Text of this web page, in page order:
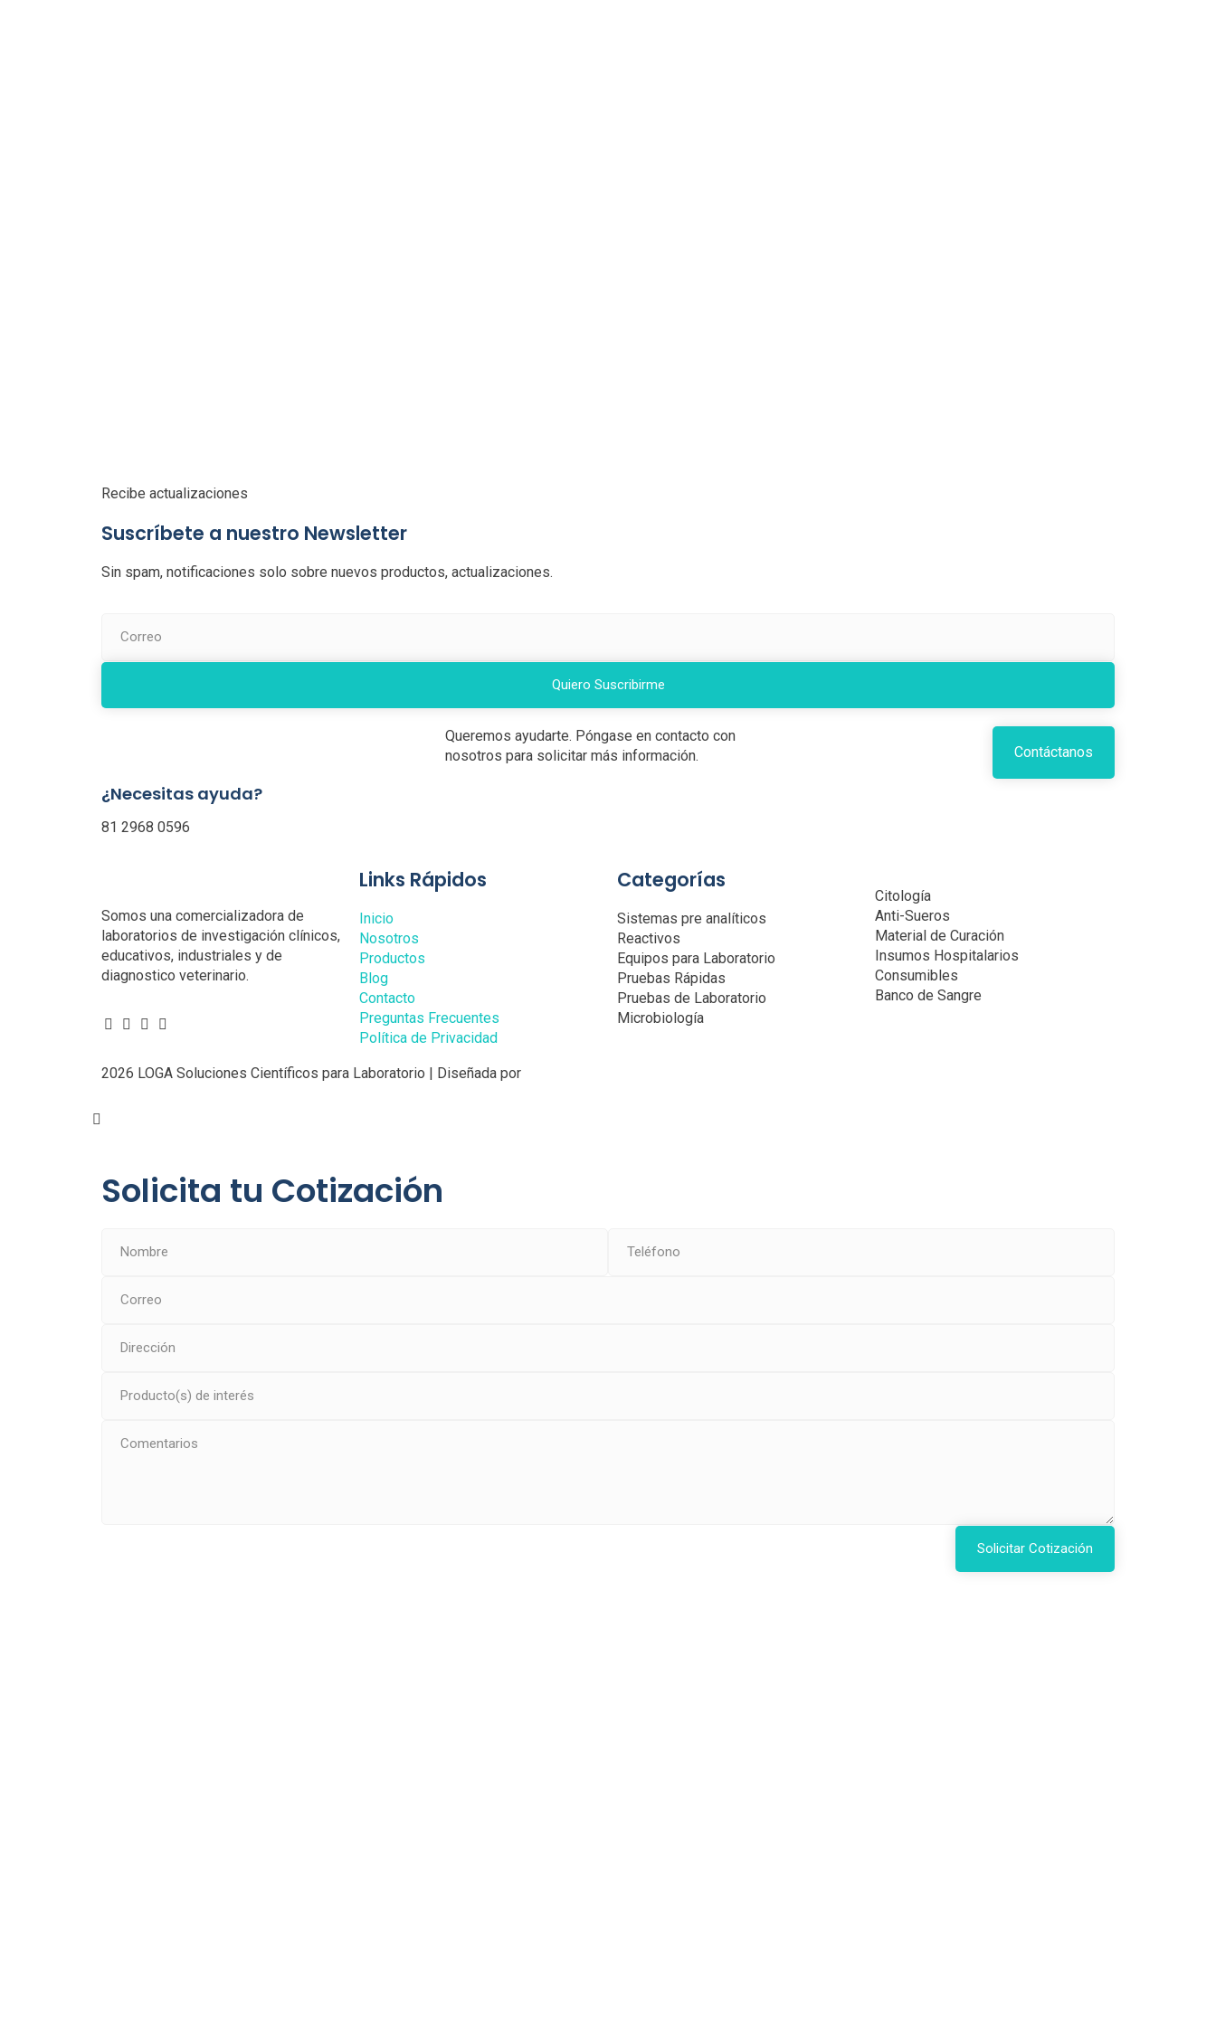
Recibe actualizaciones
Suscríbete a nuestro Newsletter
Sin spam, notificaciones solo sobre nuevos productos, actualizaciones.
Quiero Suscribirme
¿Necesitas ayuda?
81 2968 0596
Queremos ayudarte. Póngase en contacto con
nosotros para solicitar más información.
Contáctanos
Somos una comercializadora de
laboratorios de investigación clínicos,
educativos, industriales y de
diagnostico veterinario.
Links Rápidos
Inicio
Nosotros
Productos
Blog
Contacto
Preguntas Frecuentes
Política de Privacidad
Categorías
Sistemas pre analíticos
Reactivos
Equipos para Laboratorio
Pruebas Rápidas
Pruebas de Laboratorio
Microbiología
Citología
Anti-Sueros
Material de Curación
Insumos Hospitalarios
Consumibles
Banco de Sangre
2026 LOGA Soluciones Científicos para Laboratorio | Diseñada por
Solicita tu Cotización
Solicitar Cotización